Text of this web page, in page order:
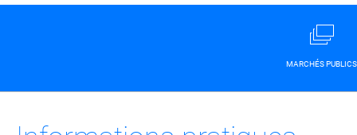
MARCHÉS PUBLICS